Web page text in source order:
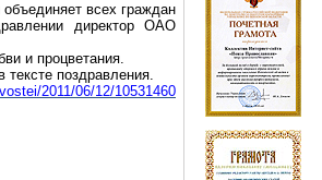
всех граждан
директор ОАО
и процветания.
поздравления.
2011/06/12/10531460